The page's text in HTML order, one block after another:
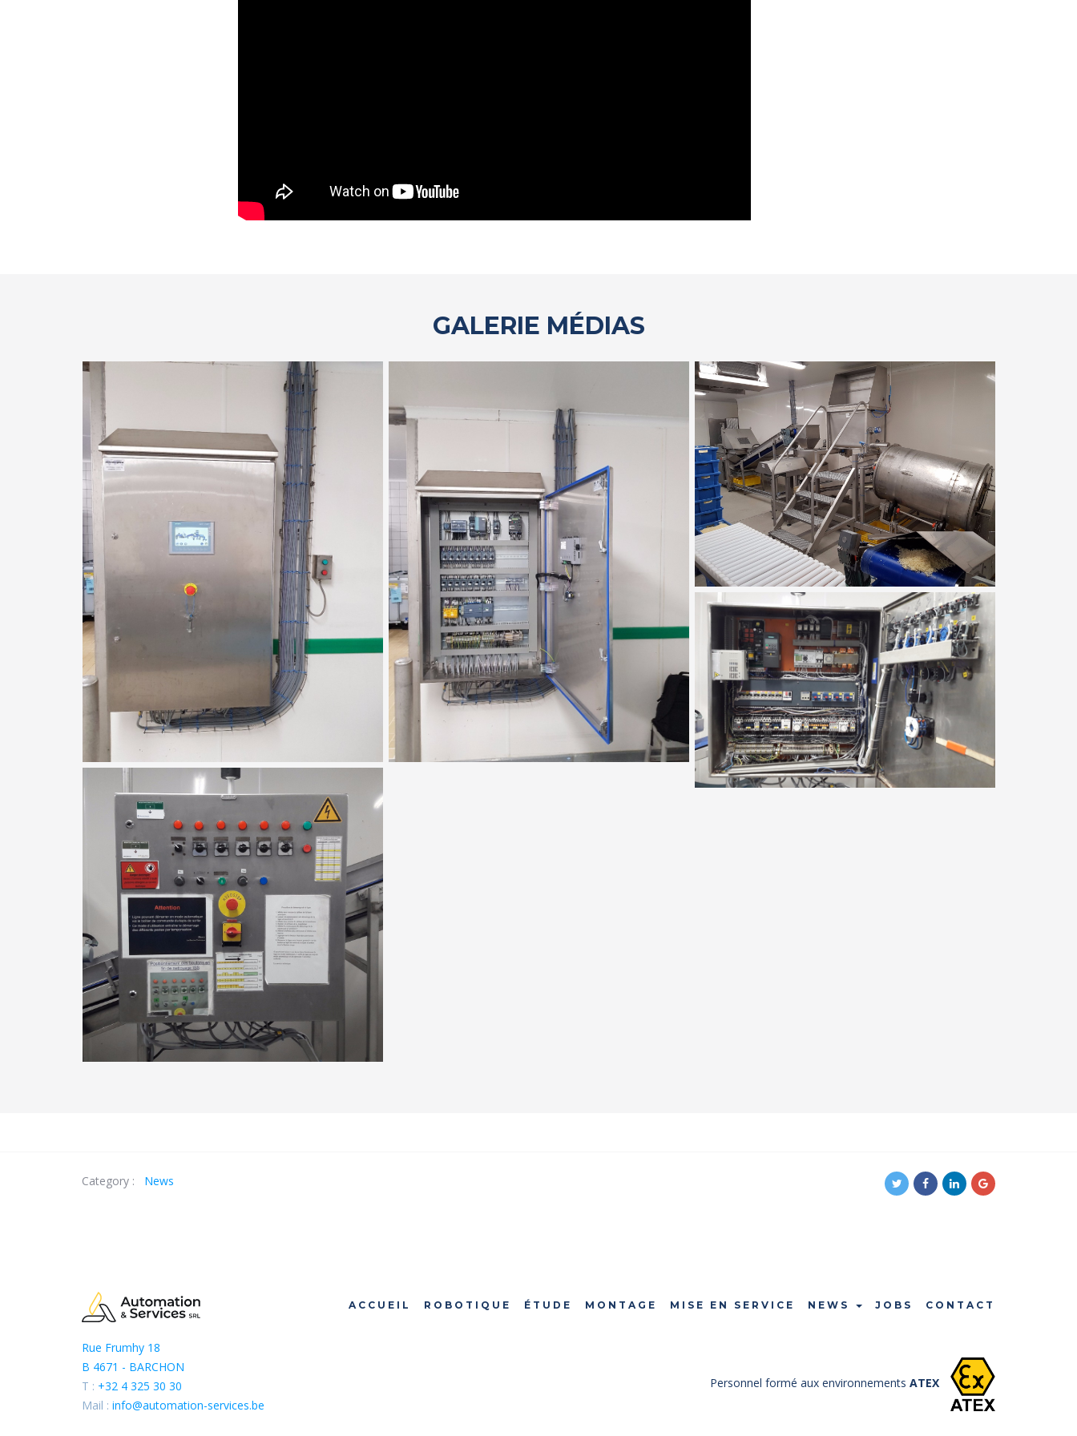
GALERIE MÉDIAS
Category : News
Rue Frumhy 18
B 4671 - BARCHON
T : +32 4 325 30 30
Mail : info@automation-services.be
ACCUEIL ROBOTIQUE ÉTUDE MONTAGE MISE EN SERVICE NEWS JOBS CONTACT
Personnel formé aux environnements ATEX